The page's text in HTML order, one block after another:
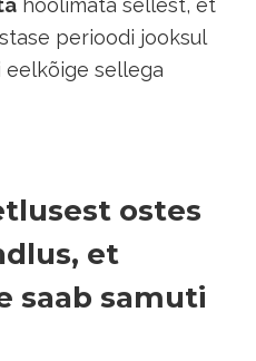
hoolimata sellest, et
perioodi jooksul
sellega
ostes
et
saab samuti